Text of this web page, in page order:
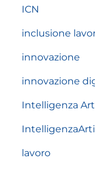
ICN
inclusione
innovazione
innovazione
Intelligenza
lavoro